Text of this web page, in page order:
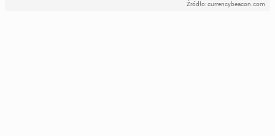
Źródło: currencybeacon.com